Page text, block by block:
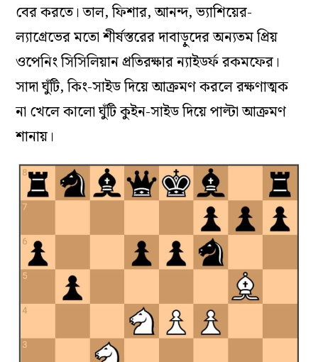
বের করতে। তাল, ফিশার, আনন্দ, ভ্যাশিয়ের-
ল্যাগ্রেভের মতো শীর্ষস্তরের দাবাড়ুদের অন্যতম প্রিয়
ওপেনিং সিসিলিয়ান প্রতিরক্ষার ন্যাইডর্ফ রকমফের।
সাদা ঘুঁটি, কিং-সাইড দিয়ে আক্রমণ করলে রক্ষণাত্মক
না খেলে কালো ঘুঁটি কুইন-সাইড দিয়ে পাল্টা আক্রমণ
শানায়।